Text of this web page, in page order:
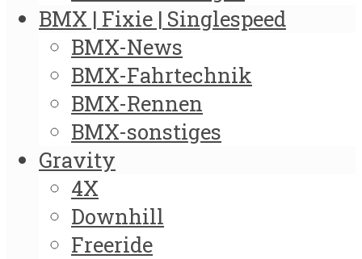
BMX | Fixie | Singlespeed
BMX-News
BMX-Fahrtechnik
BMX-Rennen
BMX-sonstiges
Gravity
4X
Downhill
Freeride